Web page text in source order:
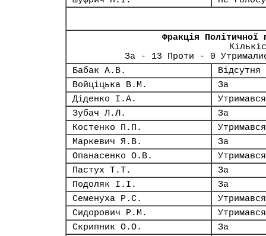
Фракція Політичної
За - 13 Проти - 0
Бабак А.В.
Відсутня
Войціцька В.М.
За
Діденко І.А.
Утримався
Зубач Л.Л.
За
Костенко П.П.
Утримався
Маркевич Я.В.
За
Опанасенко О.В.
Утримався
Пастух Т.Т.
За
Подоляк І.І.
За
Семенуха Р.С.
Утримався
Сидорович Р.М.
Утримався
Скрипник О.О.
За